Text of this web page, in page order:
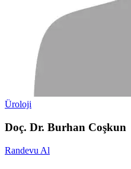
Üroloji
Doç. Dr. Burhan Coşkun
Randevu Al